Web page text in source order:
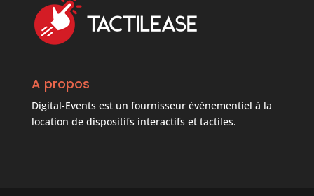
A propos
Digital-Events est un fournisseur événementiel à la
location de dispositifs interactifs et tactiles.